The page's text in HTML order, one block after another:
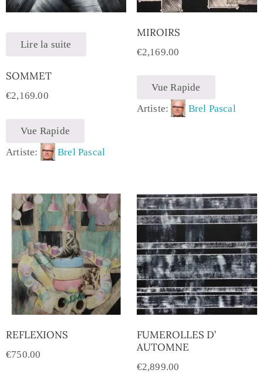
Lire la suite
SOMMET
€2,169.00
Vue Rapide
Artiste:
Brel Pascal
MIROIRS
€2,169.00
Vue Rapide
Artiste:
Brel Pascal
REFLEXIONS
€750.00
FUMEROLLES D’
AUTOMNE
€2,899.00